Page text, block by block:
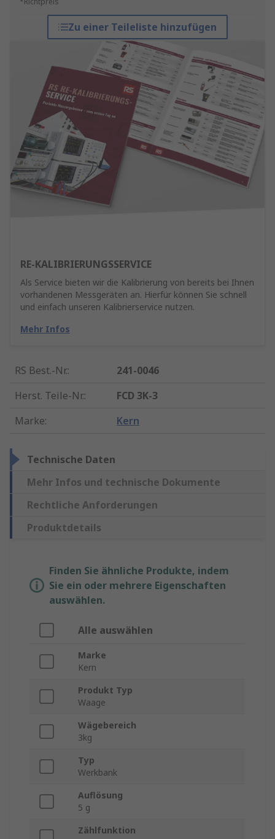
Zu einer Teileliste hinzufügen
RE-KALIBRIERUNGSSERVICE
Als Service bieten wir die Kalibrierung von bereits bei Ihnen
vorhandenen Messgeräten an. Hierfür können Sie schnell
und einfach unseren Kalibrierservice nutzen.
Mehr Infos
RS Best.-Nr.:
241-0046
Herst. Teile-Nr.:
FCD 3K-3
Marke: Kern
Technische Daten
Mehr Infos und technische Dokumente
Rechtliche Anforderungen
Produktdetails
Finden Sie ähnliche Produkte, indem
Sie ein oder mehrere Eigenschaften
auswählen.
Alle auswählen
Marke
Kern
Produkt Typ
Waage
Wägebereich
3kg
Typ
Werkbank
Auflösung
5 g
Zählfunktion